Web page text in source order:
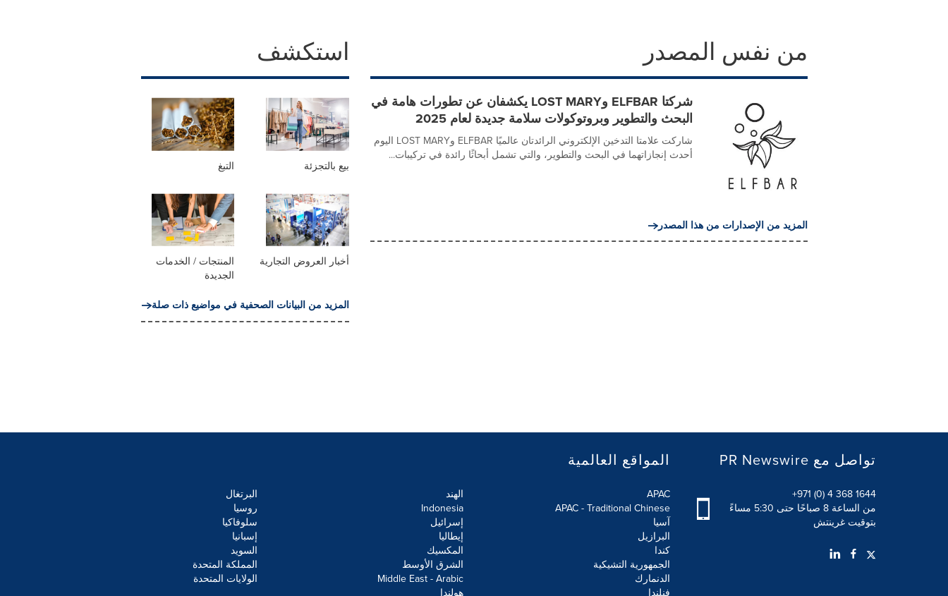
من نفس المصدر
شركتا ELFBAR وLOST MARY يكشفان عن تطورات هامة في
البحث والتطوير وبروتوكولات سلامة جديدة لعام 2025
شاركت علامتا التدخين الإلكتروني الرائدتان عالميًا ELFBAR وLOST MARY اليوم
أحدث إنجازاتهما في البحث والتطوير، والتي تشمل أبحاثًا رائدة في تركيبات...
المزيد من الإصدارات من هذا المصدر
استكشف
بيع بالتجزئة التبغ
أخبار العروض التجارية
المنتجات / الخدمات
الجديدة
المزيد من البيانات الصحفية في مواضيع ذات صلة
PR Newswire تواصل مع
+971 (0) 4 368 1644
من الساعة 8 صباحًا حتى 5:30 مساءً
بتوقيت غرينتش
المواقع العالمية
APAC
APAC - Traditional Chinese
آسيا
البرازيل
كندا
الجمهورية التشيكية
الدنمارك
فنلندا
الهند
Indonesia
إسرائيل
إيطاليا
المكسيك
الشرق الأوسط
Middle East - Arabic
هولندا
البرتغال
روسيا
سلوفاكيا
إسبانيا
السويد
المملكة المتحدة
الولايات المتحدة